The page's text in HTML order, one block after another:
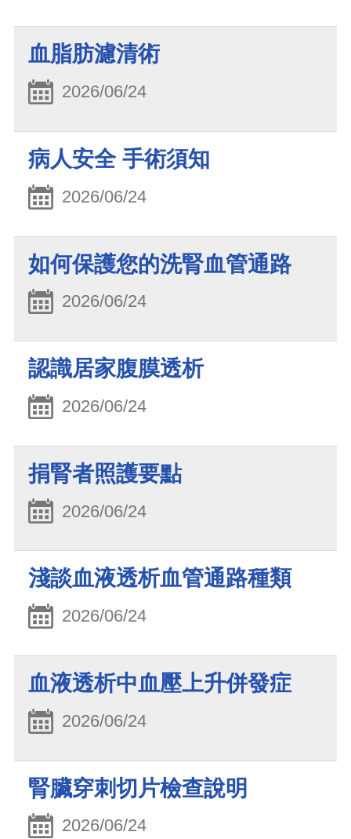
血脂肪濾清術
2026/06/24
病人安全 手術須知
2026/06/24
如何保護您的洗腎血管通路
2026/06/24
認識居家腹膜透析
2026/06/24
捐腎者照護要點
2026/06/24
淺談血液透析血管通路種類
2026/06/24
血液透析中血壓上升併發症
2026/06/24
腎臟穿刺切片檢查說明
2026/06/24